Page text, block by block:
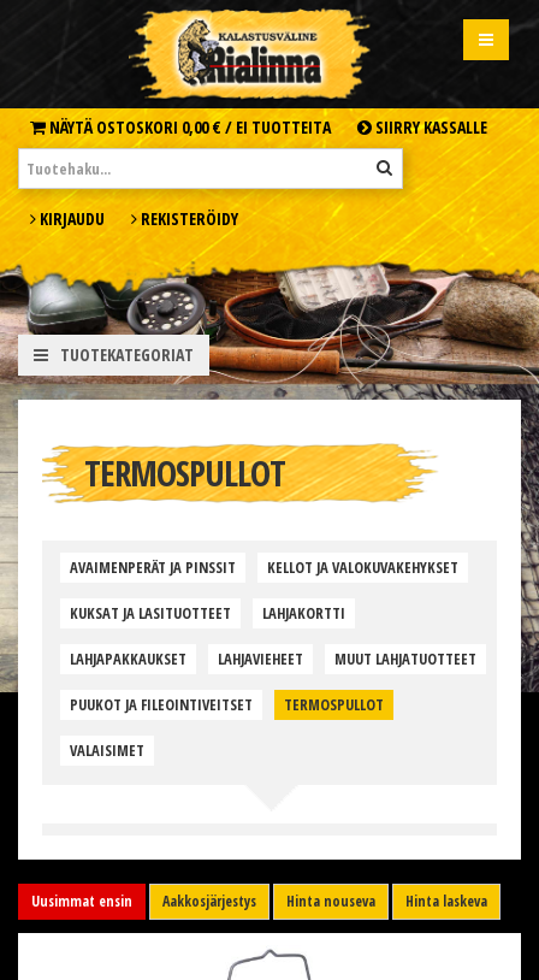
NÄYTÄ OSTOSKORI 0,00 € / EI TUOTTEITA SIIRRY KASSALLE
KIRJAUDU REKISTERÖIDY
TUOTEKATEGORIAT
TERMOSPULLOT
AVAIMENPERÄT JA PINSSIT KELLOT JA VALOKUVAKEHYKSET
KUKSAT JA LASITUOTTEET LAHJAKORTTI
LAHJAPAKKAUKSET LAHJAVIEHEET MUUT LAHJATUOTTEET
PUUKOT JA FILEOINTIVEITSET TERMOSPULLOT
VALAISIMET
Uusimmat ensin Aakkosjärjestys Hinta nouseva Hinta laskeva